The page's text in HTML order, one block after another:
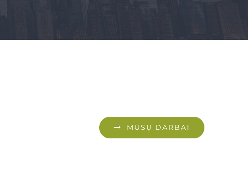
MŪSŲ DARBAI